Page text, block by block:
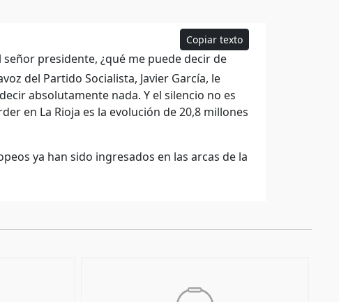
Copiar texto
presidente, ¿qué me puede decir de
del Partido Socialista, Javier García, le
absolutamente nada. Y el silencio no es
en La Rioja es la evolución de 20,8 millones
ya han sido ingresados en las arcas de la